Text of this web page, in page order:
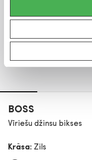
BOSS
Vīriešu džinsu bikses
Krāsa: Zils